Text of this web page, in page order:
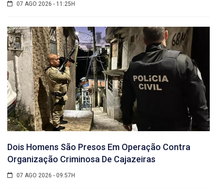
07 AGO 2026 - 11:25H
Dois Homens São Presos Em Operação Contra
Organização Criminosa De Cajazeiras
07 AGO 2026 - 09:57H